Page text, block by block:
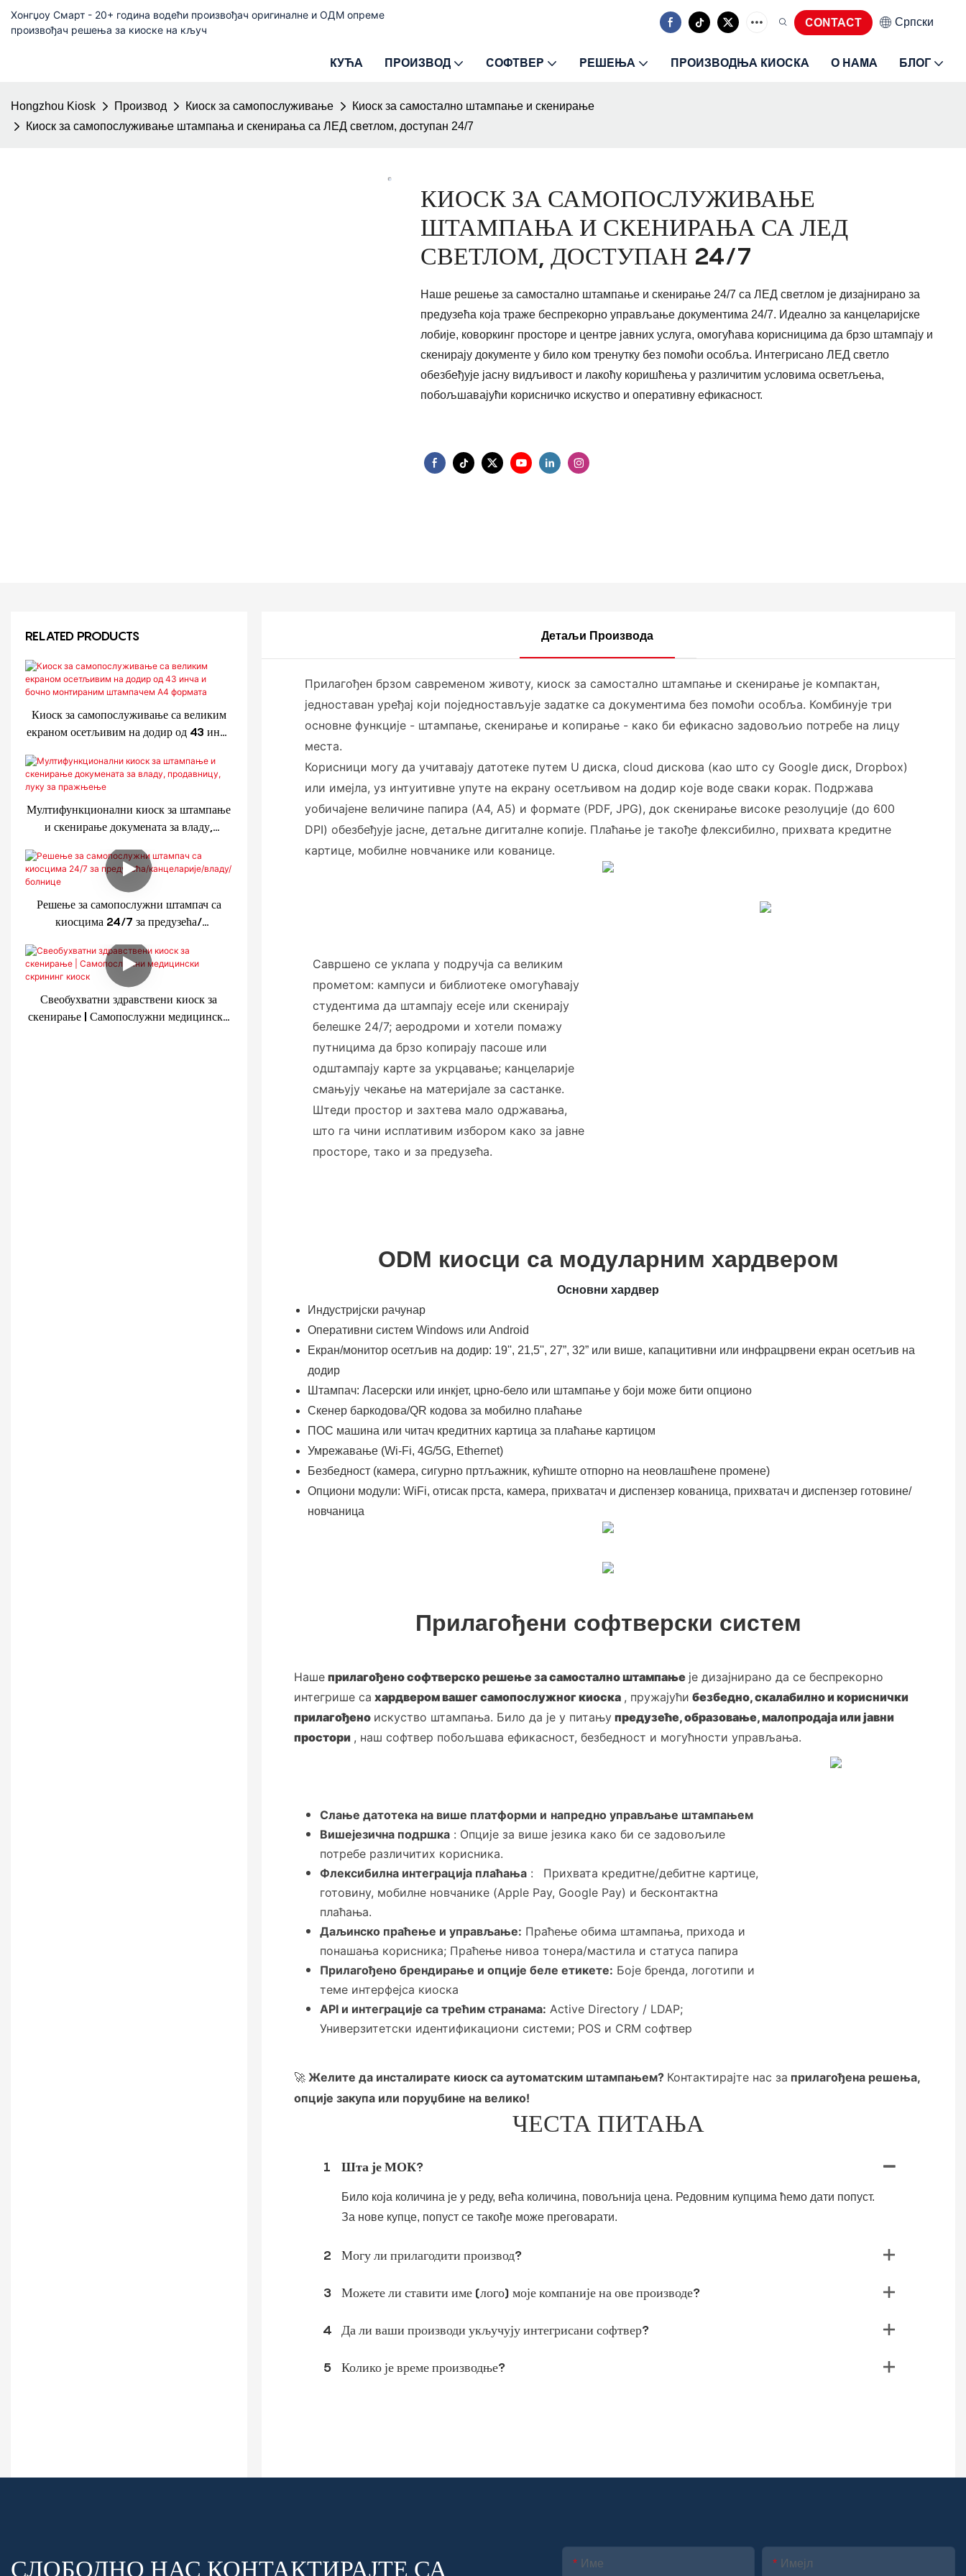
Хонгџоу Смарт - 20+ година водећи произвођач оригиналне и ОДМ опреме
произвођач решења за киоске на кључ
CONTACT Српски
КУЋА ПРОИЗВОД СОФТВЕР РЕШЕЊА ПРОИЗВОДЊА КИОСКА О НАМА БЛОГ
Hongzhou Kiosk Производ Киоск за самопослуживање
Киоск за самостално штампање и скенирање
Киоск за самопослуживање штампања и скенирања са ЛЕД светлом, доступан 24/7
КИОСК ЗА САМОПОСЛУЖИВАЊЕ
ШТАМПАЊА И СКЕНИРАЊА СА ЛЕД
СВЕТЛОМ, ДОСТУПАН 24/7
Наше решење за самостално штампање и скенирање 24/7 са ЛЕД светлом је дизајнирано за
предузећа која траже беспрекорно управљање документима 24/7. Идеално за канцеларијске
лобије, коворкинг просторе и центре јавних услуга, омогућава корисницима да брзо штампају и
скенирају документе у било ком тренутку без помоћи особља. Интегрисано ЛЕД светло
обезбеђује јасну видљивост и лакоћу коришћења у различитим условима осветљења,
побољшавајући корисничко искуство и оперативну ефикасност.
Детаљи Производа
Прилагођен брзом савременом животу, киоск за самостално штампање и скенирање је компактан,
једноставан уређај који поједностављује задатке са документима без помоћи особља. Комбинује три
основне функције - штампање, скенирање и копирање - како би ефикасно задовољио потребе на лицу
места.
Корисници могу да учитавају датотеке путем U диска, cloud дискова (као што су Google диск, Dropbox)
или имејла, уз интуитивне упуте на екрану осетљивом на додир које воде сваки корак. Подржава
уобичајене величине папира (A4, A5) и формате (PDF, JPG), док скенирање високе резолуције (до 600
DPI) обезбеђује јасне, детаљне дигиталне копије. Плаћање је такође флексибилно, прихвата кредитне
картице, мобилне новчанике или кованице.
Савршено се уклапа у подручја са великим
прометом: кампуси и библиотеке омогућавају
студентима да штампају есеје или скенирају
белешке 24/7; аеродроми и хотели помажу
путницима да брзо копирају пасоше или
одштампају карте за укрцавање; канцеларије
смањују чекање на материјале за састанке.
Штеди простор и захтева мало одржавања,
што га чини исплативим избором како за јавне
просторе, тако и за предузећа.
ODM киосци са модуларним хардвером
Основни хардвер
Индустријски рачунар
Оперативни систем Windows или Android
Екран/монитор осетљив на додир: 19'', 21,5'', 27”, 32” или више, капацитивни или инфрацрвени екран осетљив на
додир
Штампач: Ласерски или инкјет, црно-бело или штампање у боји може бити опционо
Скенер баркодова/QR кодова за мобилно плаћање
ПОС машина или читач кредитних картица за плаћање картицом
Умрежавање (Wi-Fi, 4G/5G, Ethernet)
Безбедност (камера, сигурно пртљажник, кућиште отпорно на неовлашћене промене)
Опциони модули: WiFi, отисак прста, камера, прихватач и диспензер кованица, прихватач и диспензер готовине/
новчаница
Прилагођени софтверски систем
Наше прилагођено софтверско решење за самостално штампање је дизајнирано да се беспрекорно
интегрише са хардвером вашег самопослужног киоска , пружајући безбедно, скалабилно и кориснички
прилагођено искуство штампања. Било да је у питању предузеће, образовање, малопродаја или јавни
простори , наш софтвер побољшава ефикасност, безбедност и могућности управљања.
Слање датотека на више платформи и напредно управљање штампањем
Вишејезична подршка : Опције за више језика како би се задовољиле
потребе различитих корисника.
Флексибилна интеграција плаћања :
Прихвата кредитне/дебитне картице,
готовину, мобилне новчанике (Apple Pay, Google Pay) и бесконтактна
плаћања.
Даљинско праћење и управљање: Праћење обима штампања, прихода и
понашања корисника; Праћење нивоа тонера/мастила и статуса папира
Прилагођено брендирање и опције беле етикете: Боје бренда, логотипи и
теме интерфејса киоска
API и интеграције са трећим странама: Active Directory / LDAP;
Универзитетски идентификациони системи; POS и CRM софтвер
🚀 Желите да инсталирате киоск са аутоматским штампањем? Контактирајте нас за прилагођена решења,
опције закупа или поруџбине на велико!
ЧЕСТА ПИТАЊА
1 Шта је МОК?
Било која количина је у реду, већа количина, повољнија цена. Редовним купцима ћемо дати попуст.
За нове купце, попуст се такође може преговарати.
2 Могу ли прилагодити производ?
3 Можете ли ставити име (лого) моје компаније на ове производе?
4 Да ли ваши производи укључују интегрисани софтвер?
5 Колико је време производње?
RELATED PRODUCTS
Киоск за самопослуживање са великим
екраном осетљивим на додир од 43 инча
формата
Мултифункционални киоск за штампање
и скенирање докумената за владу,
Решење за самопослужни штампач са
киосцима 24/7 за предузећа/
Свеобухватни здравствени киоск за
скенирање | Самопослужни медицински
СЛОБОДНО НАС КОНТАКТИРАЈТЕ СА Име Имејл